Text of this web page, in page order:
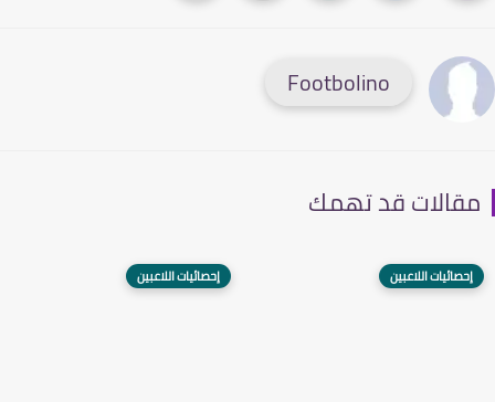
Footbolino
قد تهمك
إحصائيات اللاعبين إحصائيات اللاعبين